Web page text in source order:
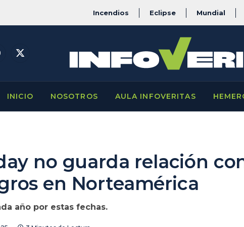
Incendios Eclipse Mundial
X
INICIO NOSOTROS AULA INFOVERITAS
no guarda relación
en Norteamérica
año por estas fechas.